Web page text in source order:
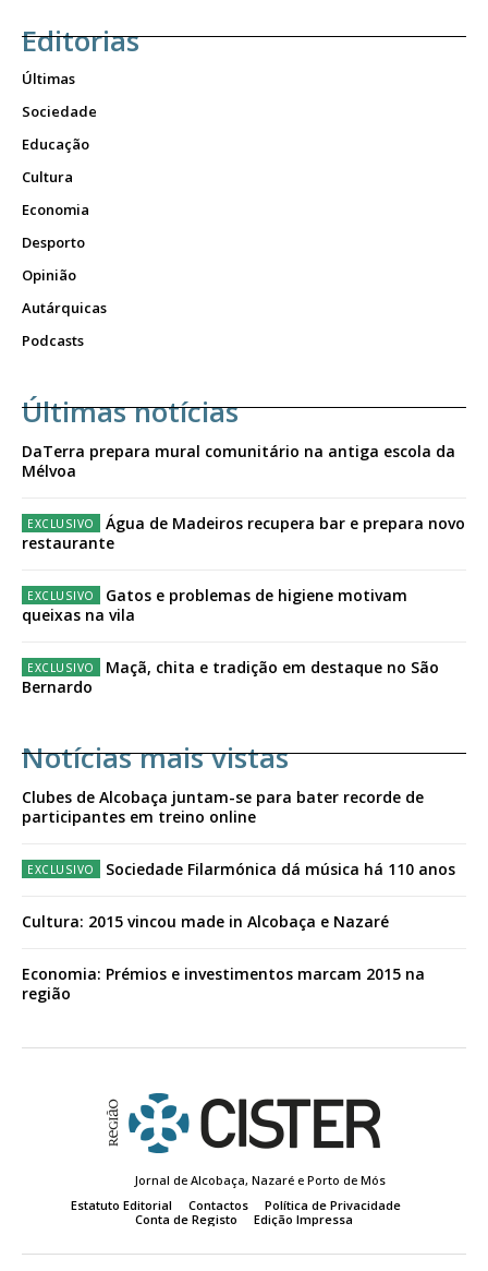
Editorias
Últimas
Sociedade
Educação
Cultura
Economia
Desporto
Opinião
Autárquicas
Podcasts
Últimas notícias
DaTerra prepara mural comunitário na antiga escola da
Mélvoa
Água de Madeiros recupera bar e prepara novo
restaurante
Gatos e problemas de higiene motivam
queixas na vila
Maçã, chita e tradição em destaque no São
Bernardo
Notícias mais vistas
Clubes de Alcobaça juntam-se para bater recorde de
participantes em treino online
Sociedade Filarmónica dá música há 110 anos
Cultura: 2015 vincou made in Alcobaça e Nazaré
Economia: Prémios e investimentos marcam 2015 na
região
Jornal de Alcobaça, Nazaré e Porto de Mós
Estatuto Editorial
Contactos
Política de Privacidade
Conta de Registo
Edição Impressa